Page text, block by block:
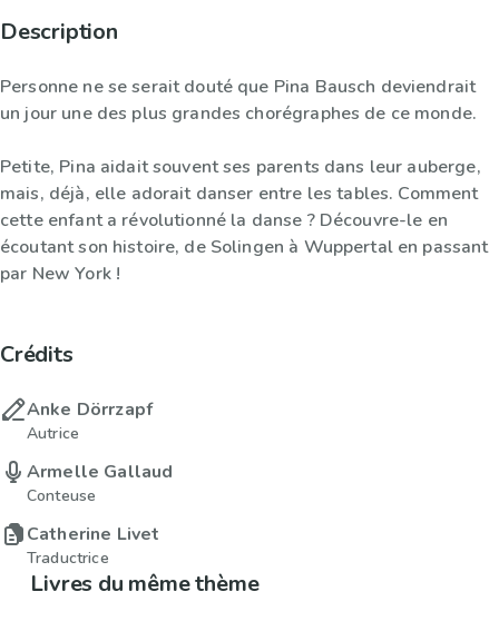
Description
Personne ne se serait douté que Pina Bausch deviendrait
un jour une des plus grandes chorégraphes de ce monde.
Petite, Pina aidait souvent ses parents dans leur auberge,
mais, déjà, elle adorait danser entre les tables. Comment
cette enfant a révolutionné la danse ? Découvre-le en
écoutant son histoire, de Solingen à Wuppertal en passant
par New York !
Crédits
Anke Dörrzapf
Autrice
Armelle Gallaud
Conteuse
Catherine Livet
Traductrice
Livres du même thème